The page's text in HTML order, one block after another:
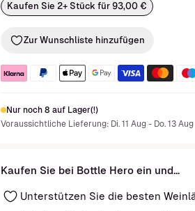
Kaufen Sie 2+ Stück für 93,00 €
Zur Wunschliste hinzufügen
Nur noch 8 auf Lager(!)
Voraussichtliche Lieferung: Di. 11 Aug - Do. 13 Aug
Kaufen Sie bei Bottle Hero ein und...
Unterstützen Sie die besten